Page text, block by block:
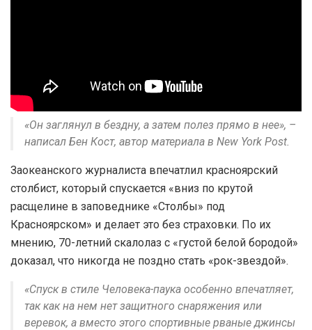
«Он заглянул в бездну, а затем полез прямо в нее», –
написал Бен Кост, автор материала в New York Рost.
Заокеанского журналиста впечатлил красноярский
столбист, который спускается «вниз по крутой
расщелине в заповеднике «Столбы» под
Красноярском» и делает это без страховки. По их
мнению, 70-летний скалолаз с «густой белой бородой»
доказал, что никогда не поздно стать «рок-звездой».
«Спуск в стиле Человека-паука особенно впечатляет,
так как на нем нет защитного снаряжения или
веревок, а вместо этого спортивные рваные джинсы